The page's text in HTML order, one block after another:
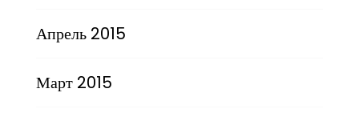
Апрель 2015
Март 2015